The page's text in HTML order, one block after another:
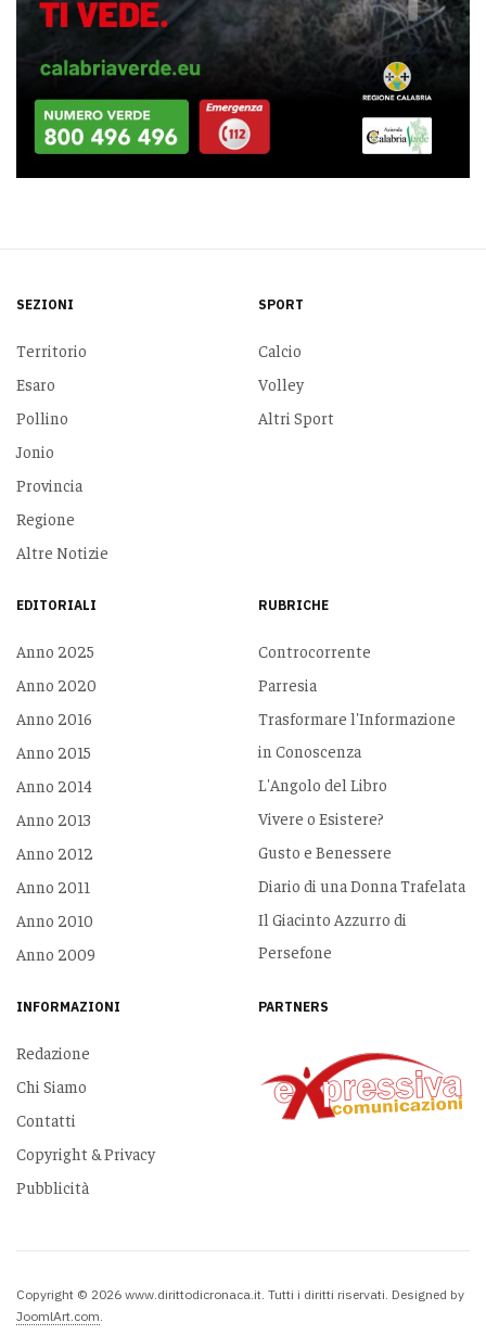
SEZIONI
Territorio
Esaro
Pollino
Jonio
Provincia
Regione
Altre Notizie
SPORT
Calcio
Volley
Altri Sport
EDITORIALI
Anno 2025
Anno 2020
Anno 2016
Anno 2015
Anno 2014
Anno 2013
Anno 2012
Anno 2011
Anno 2010
Anno 2009
RUBRICHE
Controcorrente
Parresia
Trasformare l'Informazione
in Conoscenza
L'Angolo del Libro
Vivere o Esistere?
Gusto e Benessere
Diario di una Donna Trafelata
Il Giacinto Azzurro di
Persefone
INFORMAZIONI
Redazione
Chi Siamo
Contatti
Copyright & Privacy
Pubblicità
PARTNERS
Copyright © 2026 www.dirittodicronaca.it. Tutti i diritti riservati. Designed by
JoomlArt.com.